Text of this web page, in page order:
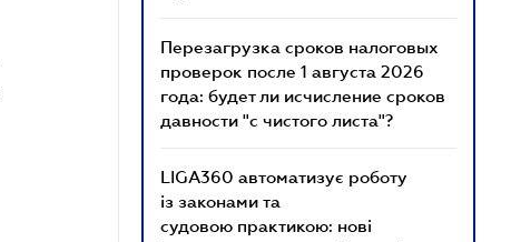
Перезагрузка сроков налоговых
проверок после 1 августа 2026
года: будет ли исчисление сроков
давности "с чистого листа"?
LIGA360 автоматизує роботу
із законами та
судовою практикою: нові